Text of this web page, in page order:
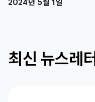
2024년 5월 1일
최신 뉴스레터